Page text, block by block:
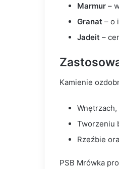
Marmur –
Granat – o
Jadeit –
Kamienie
Tworzeniu
Rzeźbie
PSB Mrówka